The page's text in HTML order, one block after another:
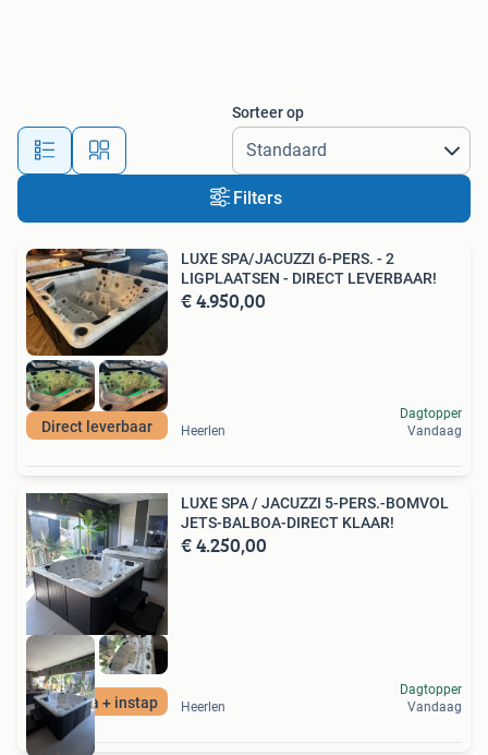
Sorteer op
Filters
Direct leverbaar
LUXE SPA/JACUZZI 6-PERS. - 2
LIGPLAATSEN - DIRECT LEVERBAAR!
€ 4.950,00
Heerlen
Dagtopper
Vandaag
Luxe spa + instap
LUXE SPA / JACUZZI 5-PERS.-BOMVOL
JETS-BALBOA-DIRECT KLAAR!
€ 4.250,00
Heerlen
Dagtopper
Vandaag